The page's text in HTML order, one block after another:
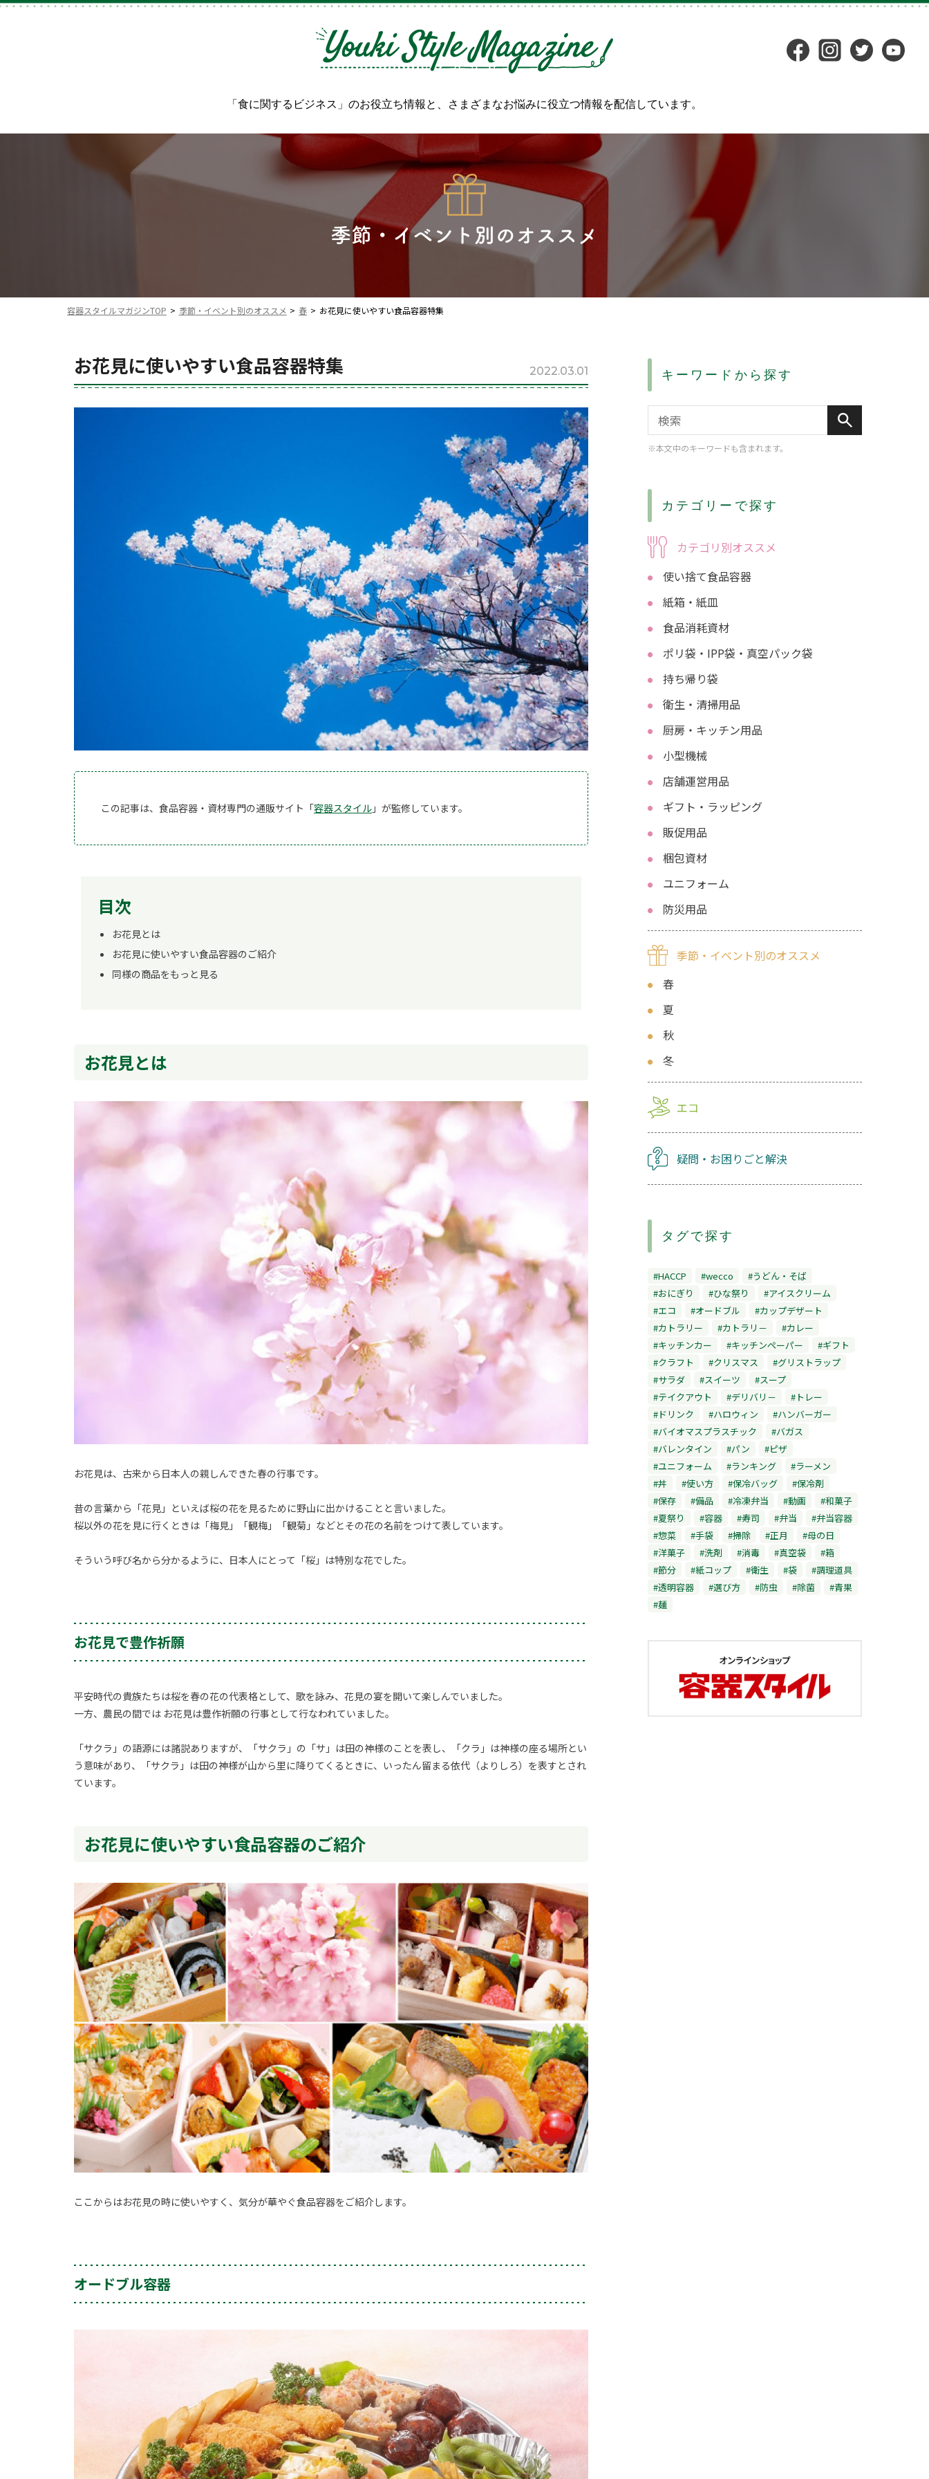
「食に関するビジネス」のお役立ち情報と、 さまざまなお悩みに役立つ情報を配信しています。
容器スタイルマガジンTOP 季節・イベント別のオススメ 春 お花見に使いやすい食品容器特集
2022.03.01
お花見に使いやすい食品容器特集
この記事は、食品容器・資材専門の通販サイト「容器スタイル 」が監修しています。
目次
お花見とは
お花見に使いやすい食品容器のご紹介
同様の商品をもっと見る
お花見とは
お花見は、古来から日本人の親しんできた春の行事です。
昔の言葉から「花見」といえば桜の花を見るために野山に出かけることと言いました。
桜以外の花を見に行くときは「梅見」「観梅」「観菊」などとその花の名前をつけて表しています。
そういう呼び名から分かるように、日本人にとって「桜」は特別な花でした。
お花見で豊作祈願
平安時代の貴族たちは桜を春の花の代表格として、歌を詠み、花見の宴を開いて楽しんでいました。
一方、農民の間では お花見は豊作祈願の行事として行なわれていました。
「サクラ」の語源には諸説ありますが、「サクラ」の「サ」は田の神様のことを表し、「クラ」は神様の座る場所とい
う意味があり、「サクラ」は田の神様が山から里に降りてくるときに、いったん留まる依代（よりしろ）を表すとされ
ています。
お花見に使いやすい食品容器のご紹介
ここからはお花見の時に使いやすく、気分が華やぐ食品容器をご紹介します。
オードブル容器
キーワードから探す
※本文中のキーワードも含まれます。
カテゴリーで探す
カテゴリ別オススメ
使い捨て食品容器
紙箱・紙皿
食品消耗資材
ポリ袋・IPP袋・真空パック袋
持ち帰り袋
衛生・清掃用品
厨房・キッチン用品
小型機械
店舗運営用品
ギフト・ラッピング
販促用品
梱包資材
ユニフォーム
防災用品
季節・イベント別のオススメ
春
夏
秋
冬
エコ
疑問・お困りごと解決
タグで探す
#HACCP #wecco
#うどん・そば
#おにぎり
#ひな祭り
#アイスクリーム
#エコ
#オードブル
#カップデザート
#カトラリー
#カトラリ－
#カレー
#キッチンカー
#キッチンペーパー
#ギフト
#クラフト
#クリスマス
#グリストラップ
#サラダ
#スイーツ
#スープ
#テイクアウト
#デリバリ－
#トレー
#ドリンク
#ハロウィン
#ハンバーガー
#バイオマスプラスチック
#バガス
#バレンタイン
#パン
#ピザ
#ユニフォーム
#ランキング
#ラーメン
#丼
#使い方 #保冷バッグ
#保冷剤
#保存
#備品 #冷凍弁当 #動画
#和菓子
#夏祭り
#容器 #寿司 #弁当
#弁当容器
#惣菜
#手袋 #掃除 #正月
#母の日
#洋菓子
#洗剤 #消毒 #真空袋
#箱
#節分
#紙コップ #衛生 #袋
#調理道具
#透明容器
#選び方 #防虫 #除菌
#青果
#麺